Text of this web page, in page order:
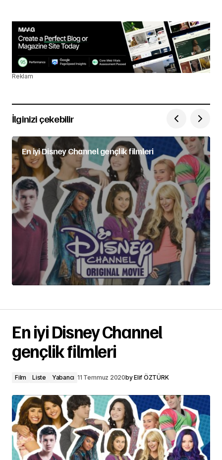
Reklam
İlginizi çekebilir
En iyi Disney Channel gençlik filmleri
En iyi Disney Channel
gençlik filmleri
Film Liste Yabancı 11 Temmuz 2020byElif ÖZTÜRK